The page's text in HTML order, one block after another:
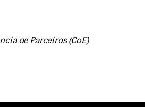
de Parceiros (CoE)